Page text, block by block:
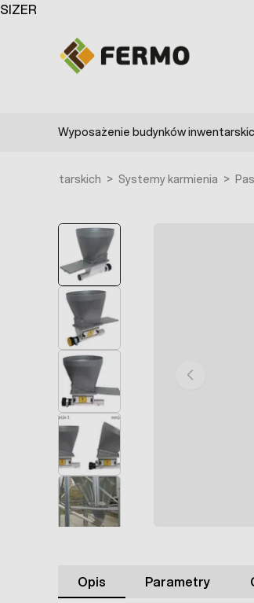
Przejdź do treści
Wyposażenie budynków
inwentarskich > Systemy karmienia >
Opis Parametry
SIZER